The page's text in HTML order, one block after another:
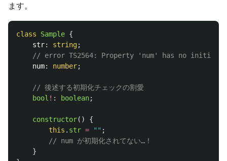
ます。
class Sample {
str: string;
// error TS2564: Property 'num' has no
num: number;
// 後述する初期化チェックの割愛
bool ! : boolean;
constructor()
{
this . str = "" ;
// num が初期化されてない…！
}